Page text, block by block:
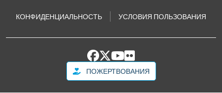
КОНФИДЕНЦИАЛЬНОСТЬ УСЛОВИЯ ПОЛЬЗОВАНИЯ
ПОЖЕРТВОВАНИЯ